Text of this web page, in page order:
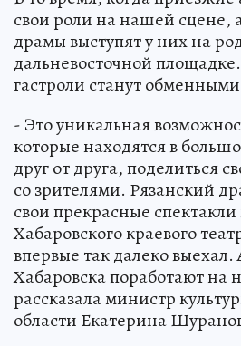
свои роли на нашей сцене,
драмы выступят у них на
дальневосточной
гастроли станут
- Это уникальная
которые находятся в
друг от друга, поделиться
со зрителями. Рязанский
свои прекрасные
Хабаровского краевого
впервые так далеко выехал.
Хабаровска поработают на
рассказала министр
области Екатерина